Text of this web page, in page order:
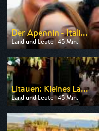
Der Apennin - Itali...
Land und Leute | 45 Min.
Ausgestrahlt von SWR
am 09.08.2026, 20:15
Litauen: Kleines La...
Land und Leute | 45 Min.
Ausgestrahlt von NDR
am 13.08.2026, 20:15